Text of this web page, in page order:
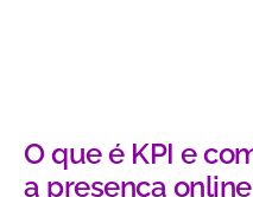
O que é KPI e
a presença